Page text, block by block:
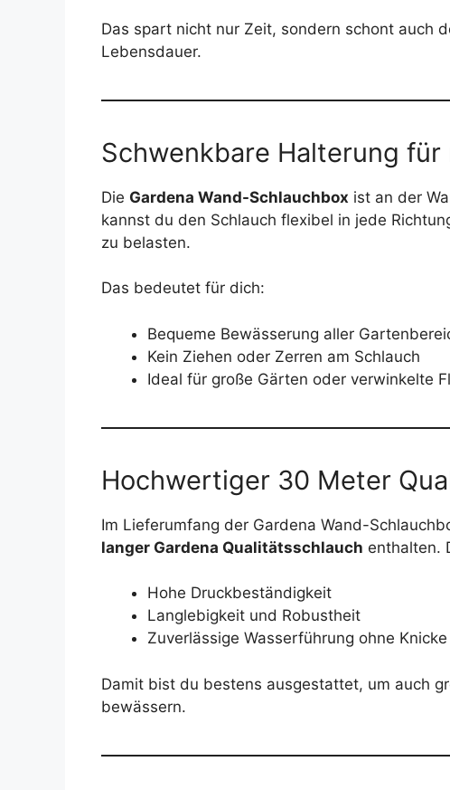
Das spart nicht nur Zeit, sondern schont auch
Lebensdauer.
Schwenkbare Halterung
Die Gardena Wand-Schlauchbox ist an der
kannst du den Schlauch flexibel in jede
zu belasten.
Das bedeutet für dich:
Bequeme Bewässerung aller
Kein Ziehen oder Zerren am Schlauch
Ideal für große Gärten oder verwinkelte
Hochwertiger 30 Meter
Im Lieferumfang der Gardena Wand-
langer Gardena Qualitätsschlauch enthalten.
Hohe Druckbeständigkeit
Langlebigkeit und Robustheit
Zuverlässige Wasserführung ohne Knicke
Damit bist du bestens ausgestattet, um auch
bewässern.